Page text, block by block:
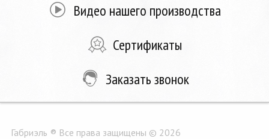
Видео нашего производства
Сертификаты
Заказать звонок
Габриэль ® Все права защищены © 2026